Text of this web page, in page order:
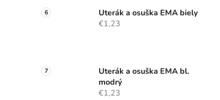
Uterák a osuška EMA biely
€1,23
Uterák a osuška EMA bl.
modrý
€1,23